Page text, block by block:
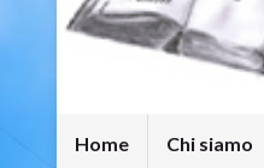
Home Chi siamo